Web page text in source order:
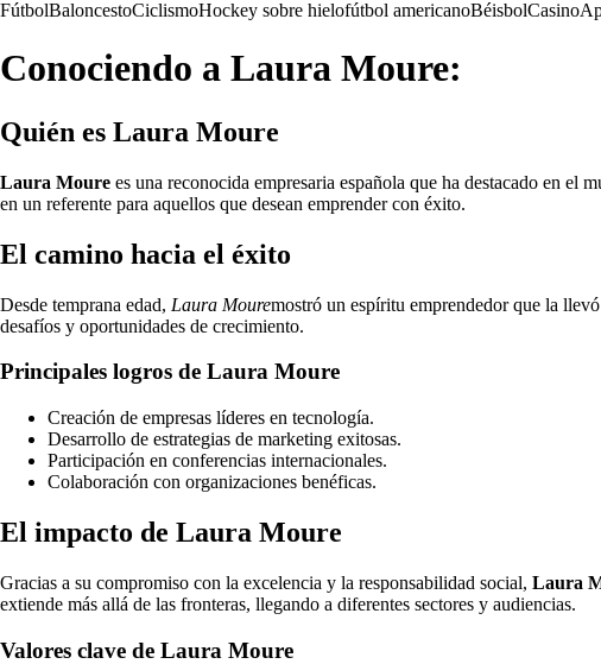
FútbolBaloncestoCiclismoHockey sobre hielofútbol americanoBéisbolCasino
Conociendo a Laura Moure:
Quién es Laura Moure
Laura Moure es una reconocida empresaria española que ha destacado en
en un referente para aquellos que desean emprender con éxito.
El camino hacia el éxito
Desde temprana edad, Laura Mouremostró un espíritu emprendedor que la
desafíos y oportunidades de crecimiento.
Principales logros de Laura Moure
Creación de empresas líderes en tecnología.
Desarrollo de estrategias de marketing exitosas.
Participación en conferencias internacionales.
Colaboración con organizaciones benéficas.
El impacto de Laura Moure
Gracias a su compromiso con la excelencia y la responsabilidad social, Laura
extiende más allá de las fronteras, llegando a diferentes sectores y audiencias.
Valores clave de Laura Moure